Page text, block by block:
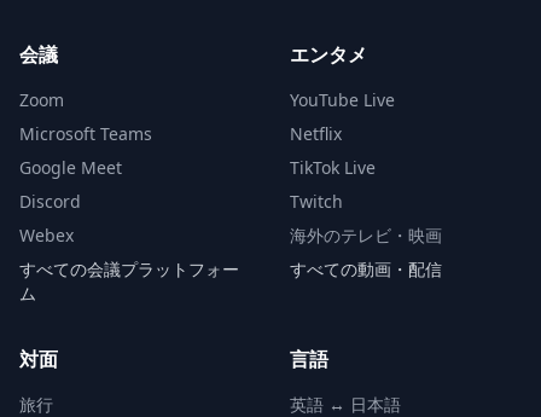
会議
Zoom
Microsoft Teams
Google Meet
Discord
Webex
すべての会議プラットフォー
ム
エンタメ
YouTube Live
Netflix
TikTok Live
Twitch
海外のテレビ・映画
すべての動画・配信
対面
旅行
言語
英語 ↔ 日本語